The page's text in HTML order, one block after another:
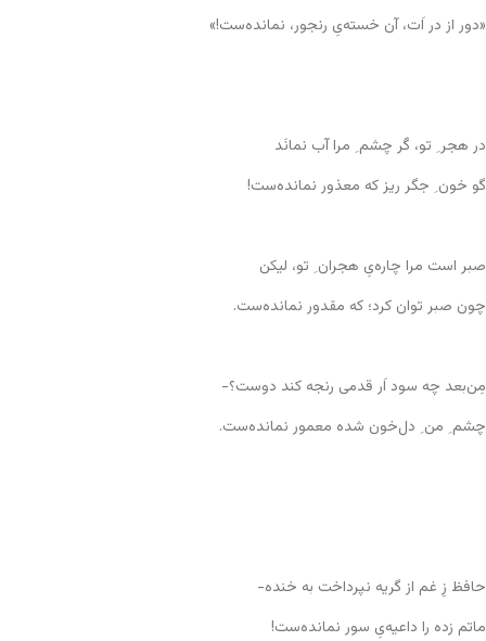
«دور از در اَت، آن خسته‌یِ رنجور، نمانده‌ست!»
در هجر ِ تو، گَر چشم ِ مرا آب نمانَد
گو خون ِ جگر ریز که معذور نمانده‌ست!
صبر است مرا چاره‌یِ هجران ِ تو، لیکن
چون صبر توان کرد؛ که مقدور نمانده‌ست.
مِن‌بعد چه سود اَر قدمی رنجه کند دوست؟-
چشم ِ من ِ دل‌خون شده معمور نمانده‌ست.
حافظ زِ غم از گریه نپرداخت به خنده-
ماتم زده را داعیه‌یِ سور نمانده‌ست!